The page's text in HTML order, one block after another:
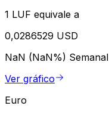
1 LUF equivale a
0,0286529 USD
NaN (NaN%) Semanal
Ver gráfico
Euro